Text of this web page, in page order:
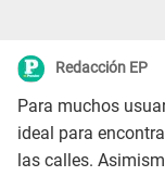
Redacción EP
Para muchos
ideal para
las calles.